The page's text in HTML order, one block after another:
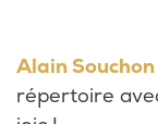
Alain Souchon
répertoire